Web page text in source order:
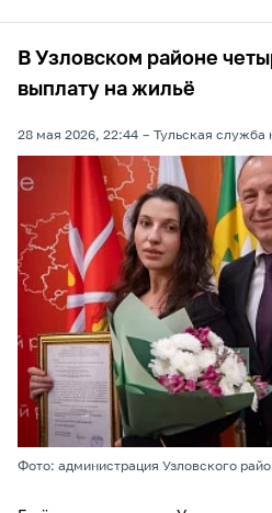
В Узловском районе
выплату на жильё
28 мая 2026, 22:44 Тульская служба
Фото: администрация Узловского